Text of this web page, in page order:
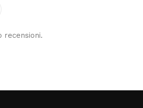
recensioni.